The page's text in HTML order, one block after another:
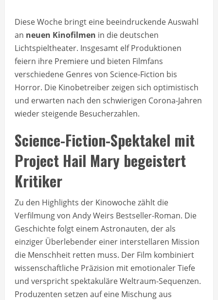
Diese Woche bringt eine beeindruckende Auswahl
an neuen Kinofilmen in die deutschen
Lichtspieltheater. Insgesamt elf Produktionen
feiern ihre Premiere und bieten Filmfans
verschiedene Genres von Science-Fiction bis
Horror. Die Kinobetreiber zeigen sich optimistisch
und erwarten nach den schwierigen Corona-Jahren
wieder steigende Besucherzahlen.
Science-Fiction-Spektakel mit
Project Hail Mary begeistert
Kritiker
Zu den Highlights der Kinowoche zählt die
Verfilmung von Andy Weirs Bestseller-Roman. Die
Geschichte folgt einem Astronauten, der als
einziger Überlebender einer interstellaren Mission
die Menschheit retten muss. Der Film kombiniert
wissenschaftliche Präzision mit emotionaler Tiefe
und verspricht spektakuläre Weltraum-Sequenzen.
Produzenten setzen auf eine Mischung aus